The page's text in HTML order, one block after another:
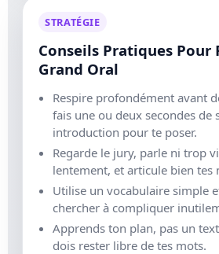
STRATÉGIE
Conseils Pratiques Pour
Grand Oral
Respire profondément avant
fais une ou deux secondes de
introduction pour te poser.
Regarde le jury, parle ni trop
lentement, et articule bien tes
Utilise un vocabulaire simple
chercher à compliquer
Apprends ton plan, pas un
dois rester libre de tes mots.